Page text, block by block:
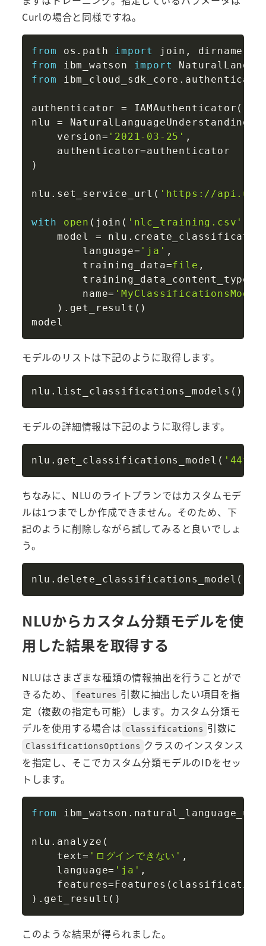
Curlの場合と同様ですね。
from os . path import join ,
from
ibm_watson import
from
ibm_cloud_sdk_core .
authenticator = IAMAuthenticator (
nlu = NaturalLanguageUnderstandingV1
    version
= '2021-03-25' ,
    authenticator
=
)
nlu . set_service_url ( 'https://api.us-
with open ( join ( 'nlc_training.csv'
    model
= nlu .
        language
= 'ja' ,
        training_data
=file ,
        training_data_content_type
        name
=
) . get_result ( )
Copy
モデルのリストは下記のように取得します。
nlu . list_classifications_models ( )
Copy
モデルの詳細情報は下記のように取得します。
nlu . get_classifications_model (Copy
ちなみに、NLUのライトプランではカスタムモデ
ルは1つまでしか作成できません。そのため、下
記のように削除しながら試してみると良いでしょ
う。
nlu . delete_classifications_model (
Copy
NLUからカスタム分類モデルを使
用した結果を取得する
NLUはさまざまな種類の情報抽出を行うことがで
きるため、
features 引数に抽出したい項目を指
定（複数の指定も可能）します。カスタム分類モ
デルを使用する場合は classifications 引数に
ClassificationsOptions クラスのインスタンス
を指定し、そこでカスタム分類モデルのIDをセッ
トします。
from ibm_watson .
nlu . analyze (
    text
= 'ログインできない' ,
    language
= 'ja' ,
    features
=Features (
) . get_result ( )
Copy
このような結果が得られました。